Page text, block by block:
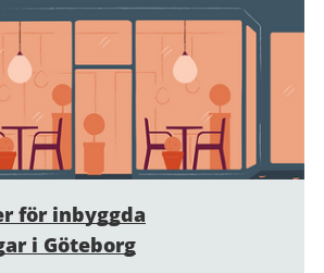
för inbyggda
i Göteborg